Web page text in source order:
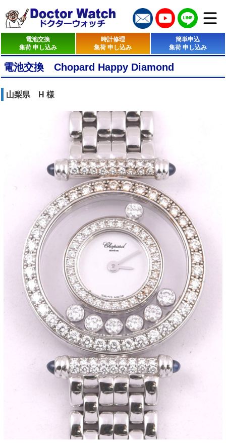
電池交換
集荷 申し込み
時計修理
集荷 申し込み
簡単申込
集荷 申し込み
電池交換 Chopard Happy Diamond
山梨県 H 様